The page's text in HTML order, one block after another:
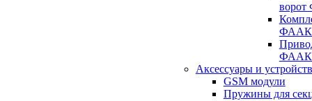
ФААК
ФААК
Аксессуары и
GSM модули
Пружины для